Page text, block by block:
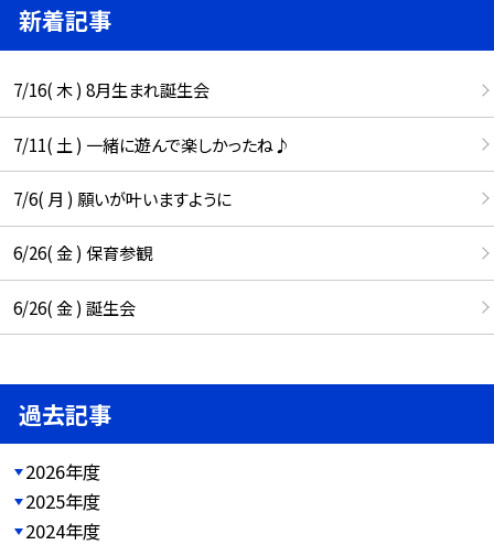
新着記事
7/16( 木 ) 8月生まれ誕生会
7/11( 土 ) 一緒に遊んで楽しかったね♪
7/6( 月 ) 願いが叶いますように
6/26( 金 ) 保育参観
6/26( 金 ) 誕生会
過去記事
2026年度
2025年度
2024年度